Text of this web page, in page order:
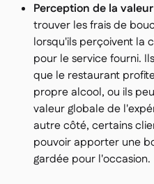
Perception de la valeur
trouver les frais de
lorsqu'ils perçoivent la
pour le service fourni.
que le restaurant
propre alcool, ou ils
valeur globale de
autre côté, certains
pouvoir apporter une
gardée pour l'occasion.